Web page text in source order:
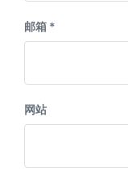
邮箱 *
网站